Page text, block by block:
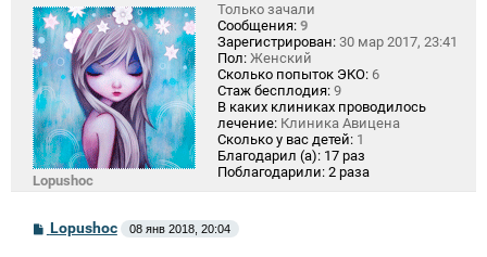
Lopushoc
Только зачали
Сообщения: 9
Зарегистрирован: 30 мар 2017, 23:41
Пол: Женский
Сколько попыток ЭКО: 6
Стаж бесплодия: 9
В каких клиниках проводилось
лечение: Клиника Авицена
Сколько у вас детей: 1
Благодарил (а): 17 раз
Поблагодарили: 2 раза
СLopushoc 08 янв 2018, 20:04